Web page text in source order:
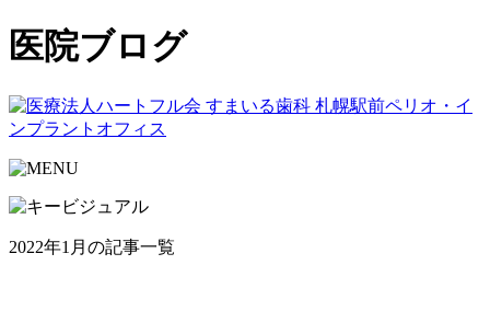
医院ブログ
2022年1月の記事一覧